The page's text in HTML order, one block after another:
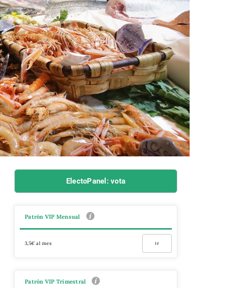
ElectoPanel: vota
Patrón VIP Mensual
3,5€ al mes Ir
Patrón VIP Trimestral